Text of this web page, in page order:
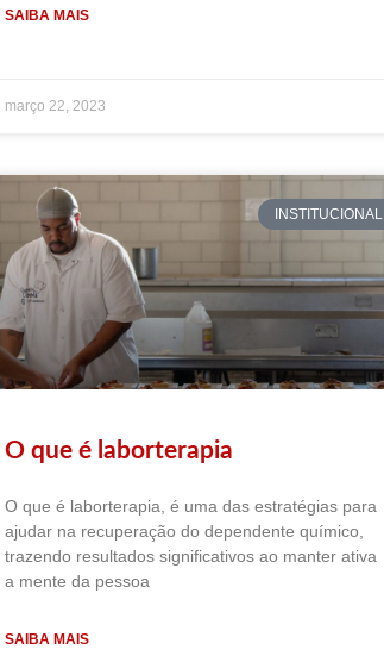
SAIBA MAIS
março 22, 2023
INSTITUCIONAL
O que é laborterapia
O que é laborterapia, é uma das estratégias para
ajudar na recuperação do dependente químico,
trazendo resultados significativos ao manter ativa
a mente da pessoa
SAIBA MAIS